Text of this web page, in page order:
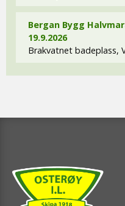
Bergan Bygg
19.9.2026
Brakvatnet badeplass,